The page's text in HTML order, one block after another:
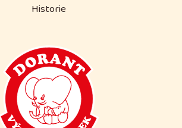
Historie